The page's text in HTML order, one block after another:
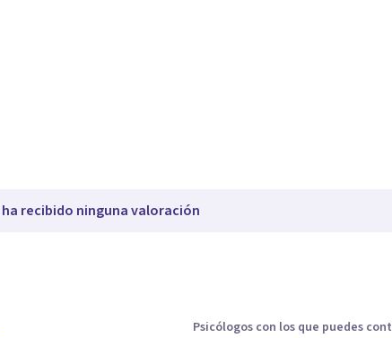
recibido ninguna valoración
Psicólogos con los que puedes